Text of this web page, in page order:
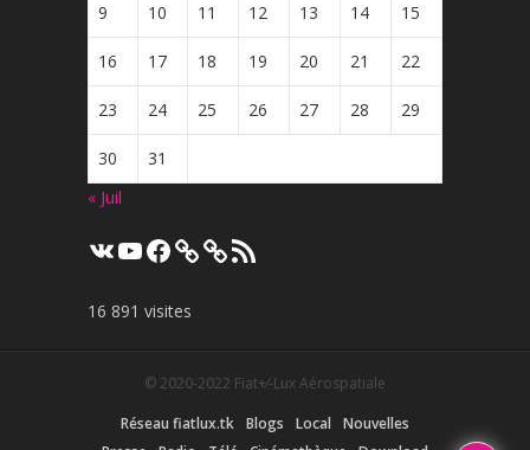
9 10 11 12 13 14 15
16 17 18 19 20 21 22
23 24 25 26 27 28 29
30
31
« Juil
VK YouTube
Facebook Flux
RSS
16 891 visites
© 2020-2022 Fiat+⁄-Lux Aérospatiale
Réseau fiatlux.tk Blogs Local
Nouvelles